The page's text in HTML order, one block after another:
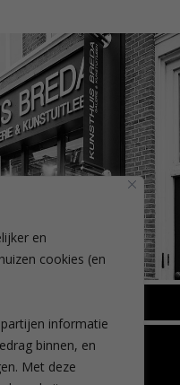
en
cookies (en
informatie
binnen, en
Met deze